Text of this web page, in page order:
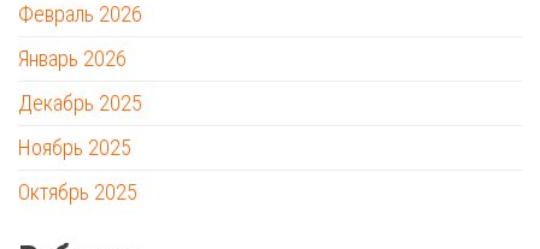
Февраль 2026
Январь 2026
Декабрь 2025
Ноябрь 2025
Октябрь 2025